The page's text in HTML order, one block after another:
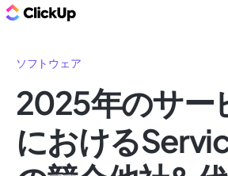
ソフトウェア
2025年のサー
における